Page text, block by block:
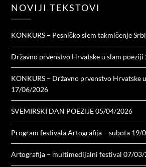
NOVIJI TEKSTOVI
KONKURS – Pesničko slem takmičenje
Državno prvenstvo Hrvatske u slam poeziji
KONKURS – Državno prvenstvo Hrvatske
17/06/2026
SVEMIRSKI DAN POEZIJE 05/04/2026
Program festivala Artografija – subota 19/
Artografija – multimedijalni festival 07/03/